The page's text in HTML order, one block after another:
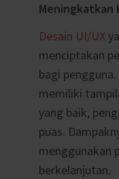
Meningkatkan
Desain UI/UX
menciptakan
bagi
memiliki
yang baik,
puas.
menggunakan
berkelanjutan.